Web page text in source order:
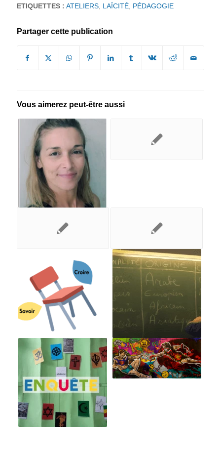
ETIQUETTES : ATELIERS, LAÏCITÉ, PÉDAGOGIE
Partager cette publication
Vous aimerez peut-être aussi